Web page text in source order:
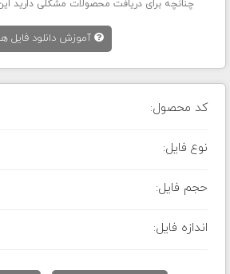
چنانچه برای دریافت محصولات مشکلی دارید
آموزش دانلود فایل ها
کد محصول:
نوع فایل:
حجم فایل:
اندازه فایل: